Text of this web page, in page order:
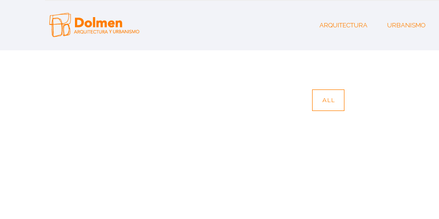
ARQUITECTURA URBANISMO
ALL